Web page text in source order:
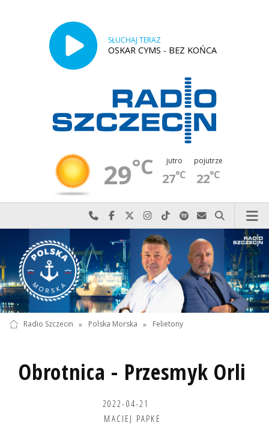
SŁUCHAJ TERAZ
OSKAR CYMS - BEZ KOŃCA
29°C jutro
27°C
pojutrze
22°C
Najlepiej po prostu do nas zadzwoń
Odwiedź nas na Facebook-u
Odwiedź nas na X
Odwiedź nas na Instagram-ie
Odwiedź nas na TikTok-u
Szukaj nas na Spotify
Wyślij do nas
Szukaj
Radio Szczecin » Polska Morska » Felietony
Obrotnica - Przesmyk Orli
2022-04-21
MACIEJ PAPKE